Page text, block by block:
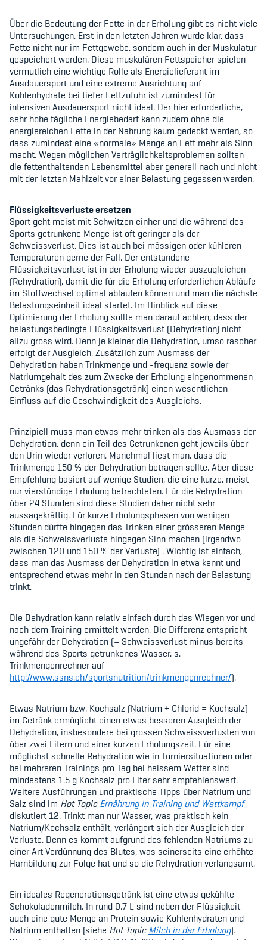
Über die Bedeutung der Fette in der Erholung gibt es nicht viele
Untersuchungen. Erst in den letzten Jahren wurde klar, dass
Fette nicht nur im Fettgewebe, sondern auch in der Muskulatur
gespeichert werden. Diese muskulären Fettspeicher spielen
vermutlich eine wichtige Rolle als Energielieferant im
Ausdauersport und eine extreme Ausrichtung auf
Kohlenhydrate bei tiefer Fettzufuhr ist zumindest für
intensiven Ausdauersport nicht ideal. Der hier erforderliche,
sehr hohe tägliche Energiebedarf kann zudem ohne die
energiereichen Fette in der Nahrung kaum gedeckt werden, so
dass zumindest eine «normale» Menge an Fett mehr als Sinn
macht. Wegen möglichen Verträglichkeitsproblemen sollten
die fettenthaltenden Lebensmittel aber generell nach und nicht
mit der letzten Mahlzeit vor einer Belastung gegessen werden.
Flüssigkeitsverluste ersetzen
Sport geht meist mit Schwitzen einher und die während des
Sports getrunkene Menge ist oft geringer als der
Schweissverlust. Dies ist auch bei mässigen oder kühleren
Temperaturen gerne der Fall. Der entstandene
Flüssigkeitsverlust ist in der Erholung wieder auszugleichen
(Rehydration), damit die für die Erholung erforderlichen Abläufe
im Stoffwechsel optimal ablaufen können und man die nächste
Belastungseinheit ideal startet. Im Hinblick auf diese
Optimierung der Erholung sollte man darauf achten, dass der
belastungsbedingte Flüssigkeitsverlust (Dehydration) nicht
allzu gross wird. Denn je kleiner die Dehydration, umso rascher
erfolgt der Ausgleich. Zusätzlich zum Ausmass der
Dehydration haben Trinkmenge und -frequenz sowie der
Natriumgehalt des zum Zwecke der Erholung eingenommenen
Getränks (das Rehydrationsgetränk) einen wesentlichen
Einfluss auf die Geschwindigkeit des Ausgleichs.
Prinzipiell muss man etwas mehr trinken als das Ausmass der
Dehydration, denn ein Teil des Getrunkenen geht jeweils über
den Urin wieder verloren. Manchmal liest man, dass die
Trinkmenge 150 % der Dehydration betragen sollte. Aber diese
Empfehlung basiert auf wenige Studien, die eine kurze, meist
nur vierstündige Erholung betrachteten. Für die Rehydration
über 24 Stunden sind diese Studien daher nicht sehr
aussagekräftig. Für kurze Erholungsphasen von wenigen
Stunden dürfte hingegen das Trinken einer grösseren Menge
als die Schweissverluste hingegen Sinn machen (irgendwo
zwischen 120 und 150 % der Verluste) . Wichtig ist einfach,
dass man das Ausmass der Dehydration in etwa kennt und
entsprechend etwas mehr in den Stunden nach der Belastung
trinkt.
Die Dehydration kann relativ einfach durch das Wiegen vor und
nach dem Training ermittelt werden. Die Differenz entspricht
ungefähr der Dehydration (= Schweissverlust minus bereits
während des Sports getrunkenes Wasser, s.
Trinkmengenrechner auf
http://www.ssns.ch/sportsnutrition/trinkmengenrechner/).
Etwas Natrium bzw. Kochsalz (Natrium + Chlorid = Kochsalz)
im Getränk ermöglicht einen etwas besseren Ausgleich der
Dehydration, insbesondere bei grossen Schweissverlusten von
über zwei Litern und einer kurzen Erholungszeit. Für eine
möglichst schnelle Rehydration wie in Turniersituationen oder
bei mehreren Trainings pro Tag bei heissem Wetter sind
mindestens 1.5 g Kochsalz pro Liter sehr empfehlenswert.
Weitere Ausführungen und praktische Tipps über Natrium und
Salz sind im Hot TopicErnährung in Training und Wettkampf
diskutiert 12. Trinkt man nur Wasser, was praktisch kein
Natrium/Kochsalz enthält, verlängert sich der Ausgleich der
Verluste. Denn es kommt aufgrund des fehlenden Natriums zu
einer Art Verdünnung des Blutes, was seinerseits eine erhöhte
Harnbildung zur Folge hat und so die Rehydration verlangsamt.
Ein ideales Regenerationsgetränk ist eine etwas gekühlte
Schokoladenmilch. In rund 0.7 L sind neben der Flüssigkeit
auch eine gute Menge an Protein sowie Kohlenhydraten und
Natrium enthalten (siehe Hot TopicMilch in der Erholung).